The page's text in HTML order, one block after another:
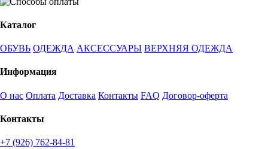
Каталог
ОБУВЬ ОДЕЖДА АКСЕССУАРЫ ВЕРХНЯЯ ОДЕЖДА
Информация
О нас Оплата Доставка Контакты FAQ Договор-оферта
Контакты
+7 (926) 762-84-81